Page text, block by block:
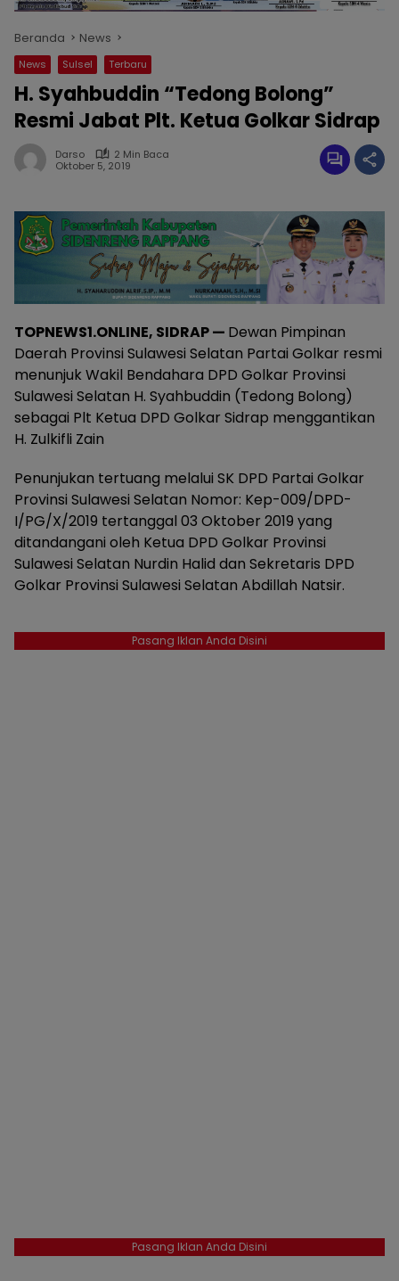
Beranda News
News Sulsel Terbaru
H. Syahbuddin “Tedong Bolong”
Resmi Jabat Plt. Ketua Golkar Sidrap
Darso
2 Min Baca
Oktober 5, 2019
TOPNEWS1.ONLINE, SIDRAP — Dewan Pimpinan
Daerah Provinsi Sulawesi Selatan Partai Golkar resmi
menunjuk Wakil Bendahara DPD Golkar Provinsi
Sulawesi Selatan H. Syahbuddin (Tedong Bolong)
sebagai Plt Ketua DPD Golkar Sidrap menggantikan
H. Zulkifli Zain
Penunjukan tertuang melalui SK DPD Partai Golkar
Provinsi Sulawesi Selatan Nomor: Kep-009/DPD-
I/PG/X/2019 tertanggal 03 Oktober 2019 yang
ditandangani oleh Ketua DPD Golkar Provinsi
Sulawesi Selatan Nurdin Halid dan Sekretaris DPD
Golkar Provinsi Sulawesi Selatan Abdillah Natsir.
Pasang Iklan Anda Disini
Pasang Iklan Anda Disini